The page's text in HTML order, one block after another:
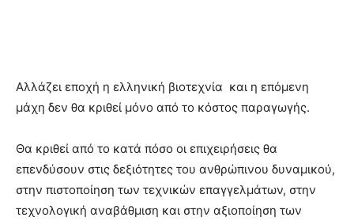
Αλλάζει εποχή η ελληνική βιοτεχνία και η επόμενη
μάχη δεν θα κριθεί μόνο από το κόστος παραγωγής.
Θα κριθεί από το κατά πόσο οι επιχειρήσεις θα
επενδύσουν στις δεξιότητες του ανθρώπινου δυναμικού,
στην πιστοποίηση των τεχνικών επαγγελμάτων, στην
τεχνολογική αναβάθμιση και στην αξιοποίηση των